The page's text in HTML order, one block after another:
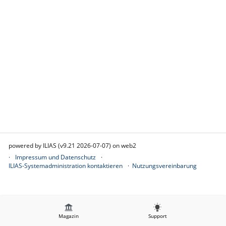
Magazin Support
powered by ILIAS (v9.21 2026-07-07) on web2
Impressum und Datenschutz
ILIAS-Systemadministration kontaktieren
Nutzungsvereinbarung